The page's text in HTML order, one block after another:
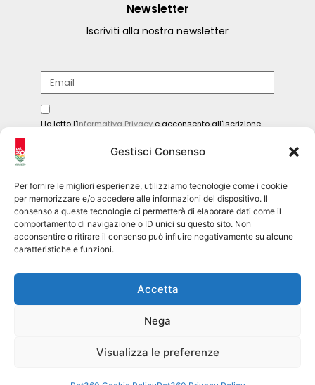
Gestisci Consenso
Per fornire le migliori esperienze, utilizziamo tecnologie come i cookie
per memorizzare e/o accedere alle informazioni del dispositivo. Il
consenso a queste tecnologie ci permetterà di elaborare dati come il
comportamento di navigazione o ID unici su questo sito. Non
acconsentire o ritirare il consenso può influire negativamente su alcune
caratteristiche e funzioni.
Accetta
Nega
Visualizza le preferenze
Newsletter
Iscriviti alla nostra newsletter
Ho letto l'Informativa Privacy e acconsento all'iscrizione
INVIA
Seguici sui social
@pet360_official
pet breeder channel
@pet360_breeders-official
Pet360 Srl – copyright 2026